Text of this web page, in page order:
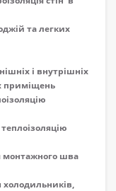
та легких
і внутрішніх
приміщень
монтажного шва
холодильників,